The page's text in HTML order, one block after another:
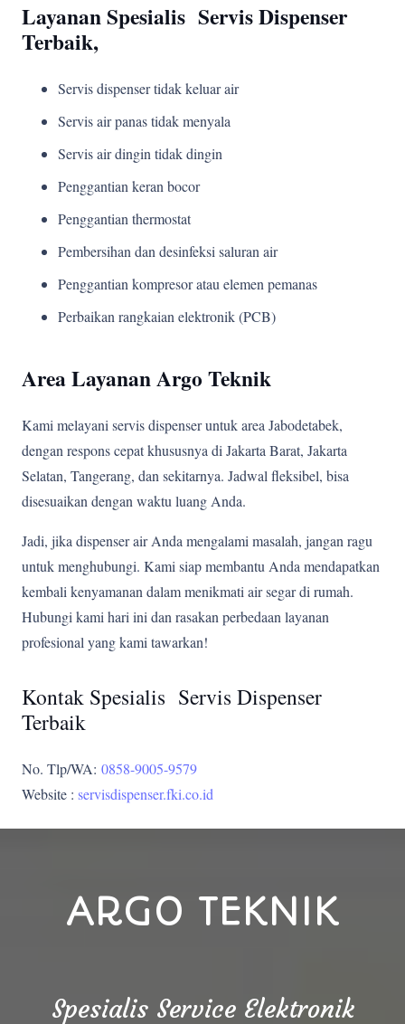
Layanan Spesialis Servis Dispenser
Terbaik,
Servis dispenser tidak keluar air
Servis air panas tidak menyala
Servis air dingin tidak dingin
Penggantian keran bocor
Penggantian thermostat
Pembersihan dan desinfeksi saluran air
Penggantian kompresor atau elemen pemanas
Perbaikan rangkaian elektronik (PCB)
Area Layanan Argo Teknik
Kami melayani servis dispenser untuk area Jabodetabek,
dengan respons cepat khususnya di Jakarta Barat, Jakarta
Selatan, Tangerang, dan sekitarnya. Jadwal fleksibel, bisa
disesuaikan dengan waktu luang Anda.
Jadi, jika dispenser air Anda mengalami masalah, jangan ragu
untuk menghubungi. Kami siap membantu Anda mendapatkan
kembali kenyamanan dalam menikmati air segar di rumah.
Hubungi kami hari ini dan rasakan perbedaan layanan
profesional yang kami tawarkan!
Kontak Spesialis Servis Dispenser
Terbaik
No. Tlp/WA: 0858-9005-9579
Website : servisdispenser.fki.co.id
ARGO TEKNIK
Spesialis Service Elektronik